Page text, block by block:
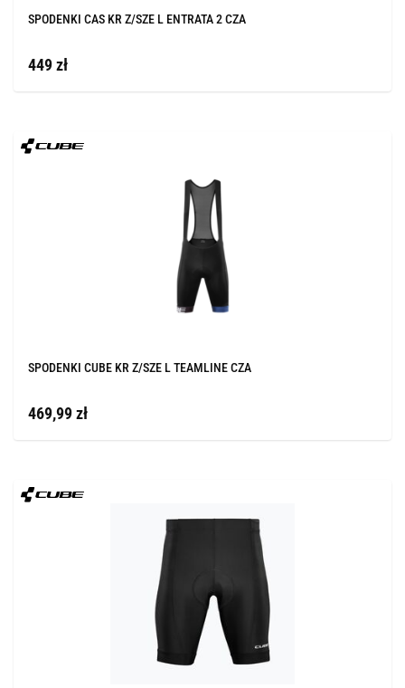
SPODENKI CAS KR Z/SZE L ENTRATA 2 CZA
449 zł
SPODENKI CUBE KR Z/SZE L TEAMLINE CZA
469,99 zł